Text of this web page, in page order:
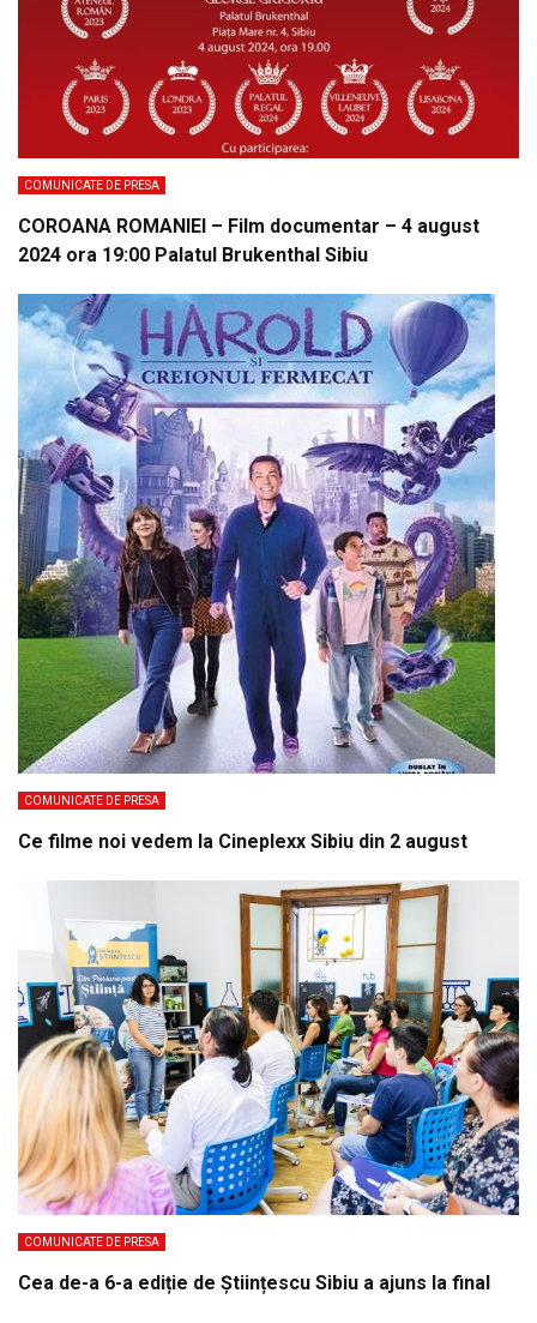
COMUNICATE DE PRESA
COROANA ROMANIEI – Film documentar – 4 august
2024 ora 19:00 Palatul Brukenthal Sibiu
COMUNICATE DE PRESA
Ce filme noi vedem la Cineplexx Sibiu din 2 august
COMUNICATE DE PRESA
Cea de-a 6-a ediție de Științescu Sibiu a ajuns la final